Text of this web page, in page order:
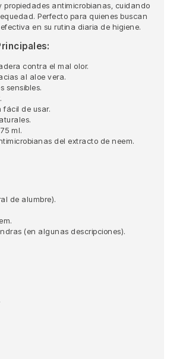
antimicrobianas, cuidando
Perfecto para quienes buscan
en su rutina diaria de higiene.
contra el mal olor.
al aloe vera.
sensibles.
fácil de usar.
ml.
del extracto de neem.
de alumbre).
(en algunas descripciones).